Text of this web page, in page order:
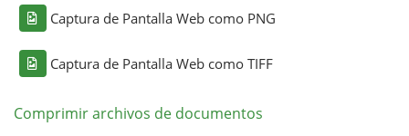
Captura de Pantalla Web como PNG
Captura de Pantalla Web como TIFF
Comprimir archivos de documentos